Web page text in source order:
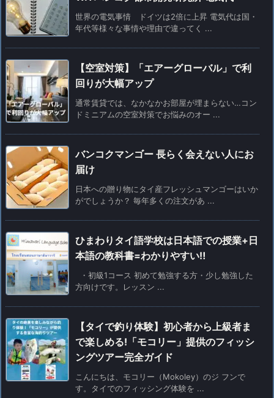
世界の電気事情 ドイツは2倍に上昇 電気代は国・
年代等様々な事情や理由で違ってく ...
【空室対策】「エアーグローバル」で利
回りが大幅アップ
通常賃貸では、なかなかお部屋が埋まらない…コン
ドミニアムの空室対策でお悩みのオー ...
バンコクマンゴー 長らく会えない人にお
届け
日本への贈り物にタイ産フレッシュマンゴーはいか
がでしょうか？ 毎年多くの注文があ ...
ひまわりタイ語学校は日本語での授業+日
本語の教科書=わかりやすい‼
・初級1コース 初めて勉強する方・少し勉強した
方向けです。レッスン ...
【タイで釣り体験】初心者から上級者ま
で楽しめる!「モコリー」提供のフィッシ
ングツアー完全ガイド
こんにちは、モコリー（Mokoley）のジ フンで
す。タイでのフィッシング体験を ...